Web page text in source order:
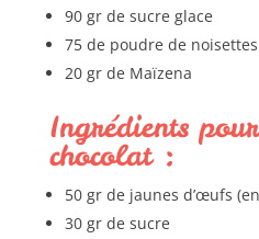
90 gr de sucre glace
75 de poudre de noisettes
20 gr de Maïzena
Ingrédients
chocolat :
50 gr de jaunes d’œufs
30 gr de sucre